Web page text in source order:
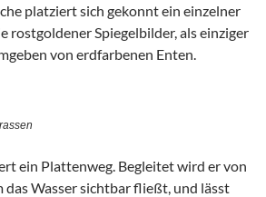
platziert sich gekonnt ein einzelner
rostgoldener Spiegelbilder, als einziger
von erdfarbenen Enten.
ein Plattenweg. Begleitet wird er von
das Wasser sichtbar fließt, und lässt